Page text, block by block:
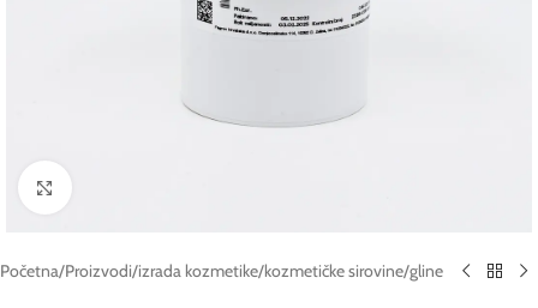
Početna/Proizvodi/izrada kozmetike/kozmetičke sirovine/gline